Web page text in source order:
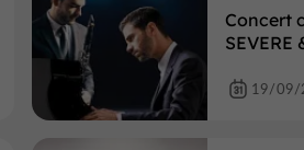
Concert
SEVERE
19/09/